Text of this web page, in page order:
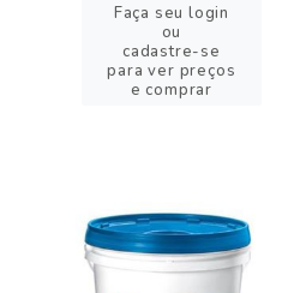
Faça seu login
ou
cadastre-se
para ver preços
e comprar